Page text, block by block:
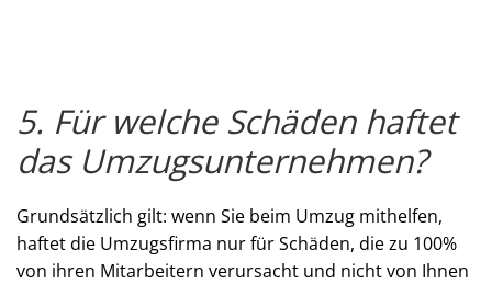
5. Für welche Schäden haftet
das Umzugsunternehmen?
Grundsätzlich gilt: wenn Sie beim Umzug mithelfen,
haftet die Umzugsfirma nur für Schäden, die zu 100%
von ihren Mitarbeitern verursacht und nicht von Ihnen